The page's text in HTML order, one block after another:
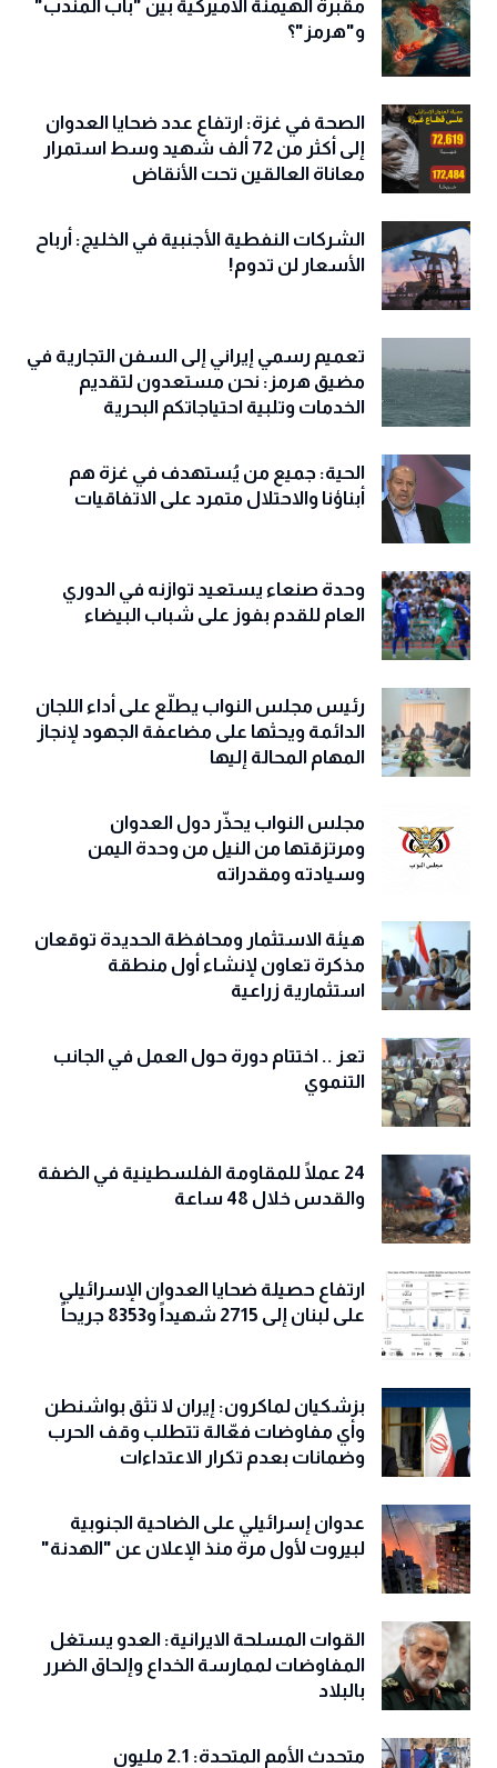
مقبرة الهيمنة الأميركية بين "باب المندب"
و"هرمز"؟
الصحة في غزة: ارتفاع عدد ضحايا العدوان
إلى أكثر من 72 ألف شهيد وسط استمرار
معاناة العالقين تحت الأنقاض
الشركات النفطية الأجنبية في الخليج: أرباح
الأسعار لن تدوم!
تعميم رسمي إيراني إلى السفن التجارية في
مضيق هرمز: نحن مستعدون لتقديم
الخدمات وتلبية احتياجاتكم البحرية
الحية: جميع من يُستهدف في غزة هم
أبناؤنا والاحتلال متمرد على الاتفاقيات
وحدة صنعاء يستعيد توازنه في الدوري
العام للقدم بفوز على شباب البيضاء
رئيس مجلس النواب يطلّع على أداء اللجان
الدائمة ويحثها على مضاعفة الجهود لإنجاز
المهام المحالة إليها
مجلس النواب يحذّّر دول العدوان
ومرتزقتها من النيل من وحدة اليمن
وسيادته ومقدراته
هيئة الاستثمار ومحافظة الحديدة توقعان
مذكرة تعاون لإنشاء أول منطقة
استثمارية زراعية
تعز .. اختتام دورة حول العمل في الجانب
التنموي
24 عملًا للمقاومة الفلسطينية في الضفة
والقدس خلال 48 ساعة
ارتفاع حصيلة ضحايا العدوان الإسرائيلي
على لبنان إلى 2715 شهيداً و8353 جريحاً
بزشكيان لماكرون: إيران لا تثق بواشنطن
وأي مفاوضات فعّالة تتطلب وقف الحرب
وضمانات بعدم تكرار الاعتداءات
عدوان إسرائيلي على الضاحية الجنوبية
لبيروت لأول مرة منذ الإعلان عن "الهدنة"
القوات المسلحة الايرانية: العدو يستغل
المفاوضات لممارسة الخداع وإلحاق الضرر
بالبلاد
متحدث الأمم المتحدة: 2.1 مليون